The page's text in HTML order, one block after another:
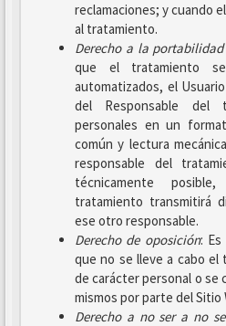
reclamaciones; y cuando
al tratamiento.
Derecho a la
que el tratamiento
automatizados, el
del Responsable del
personales en un
común y lectura
responsable del
técnicamente
tratamiento transmitirá
ese otro responsable.
Derecho de oposición: Es
que no se lleve a cabo
de carácter personal o se
mismos por parte del Sitio
Derecho a no ser a no